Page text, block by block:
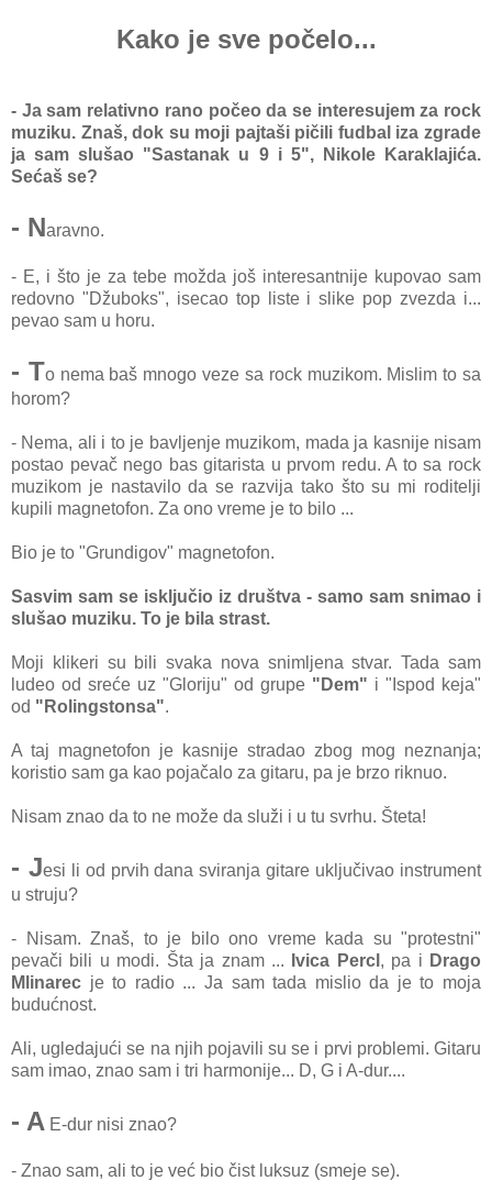
Kako je sve počelo...
- Ja sam relativno rano počeo da se interesujem za rock
muziku. Znaš, dok su moji pajtaši pičili fudbal iza zgrade
ja sam slušao "Sastanak u 9 i 5", Nikole Karaklajića.
Sećaš se?
- Naravno.
- E, i što je za tebe možda još interesantnije kupovao sam
redovno "Džuboks", isecao top liste i slike pop zvezda i...
pevao sam u horu.
- To nema baš mnogo veze sa rock muzikom. Mislim to sa
horom?
- Nema, ali i to je bavljenje muzikom, mada ja kasnije nisam
postao pevač nego bas gitarista u prvom redu. A to sa rock
muzikom je nastavilo da se razvija tako što su mi roditelji
kupili magnetofon. Za ono vreme je to bilo ...
Bio je to "Grundigov" magnetofon.
Sasvim sam se isključio iz društva - samo sam snimao i
slušao muziku. To je bila strast.
Moji klikeri su bili svaka nova snimljena stvar. Tada sam
ludeo od sreće uz "Gloriju" od grupe "Dem" i "Ispod keja"
od "Rolingstonsa".
A taj magnetofon je kasnije stradao zbog mog neznanja;
koristio sam ga kao pojačalo za gitaru, pa je brzo riknuo.
Nisam znao da to ne može da služi i u tu svrhu. Šteta!
- Jesi li od prvih dana sviranja gitare uključivao instrument
u struju?
- Nisam. Znaš, to je bilo ono vreme kada su "protestni"
pevači bili u modi. Šta ja znam ...
Ivica Percl , pa i Drago
Mlinarec je to radio ... Ja sam tada mislio da je to moja
budućnost.
Ali, ugledajući se na njih pojavili su se i prvi problemi. Gitaru
sam imao, znao sam i tri harmonije... D, G i A-dur....
- A E-dur nisi znao?
- Znao sam, ali to je već bio čist luksuz (smeje se).